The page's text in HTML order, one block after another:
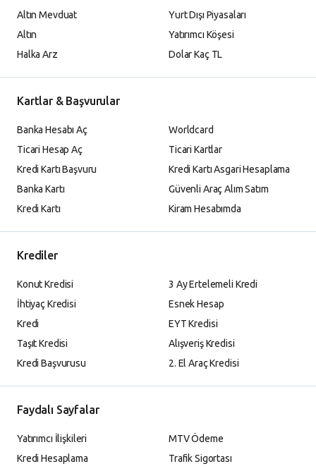
Altın Mevduat
Altın
Halka Arz
Yurt Dışı Piyasaları
Yatırımcı Köşesi
Dolar Kaç TL
Kartlar & Başvurular
Banka Hesabı Aç
Ticari Hesap Aç
Kredi Kartı Başvuru
Banka Kartı
Kredi Kartı
Worldcard
Ticari Kartlar
Kredi Kartı Asgari Hesaplama
Güvenli Araç Alım Satım
Kiram Hesabımda
Krediler
Konut Kredisi
İhtiyaç Kredisi
Kredi
Taşıt Kredisi
Kredi Başvurusu
3 Ay Ertelemeli Kredi
Esnek Hesap
EYT Kredisi
Alışveriş Kredisi
2. El Araç Kredisi
Faydalı Sayfalar
Yatırımcı İlişkileri
Kredi Hesaplama
MTV Ödeme
Trafik Sigortası